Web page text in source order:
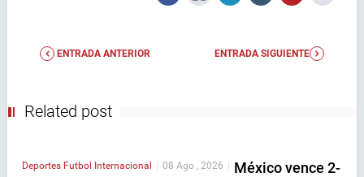
ENTRADA ANTERIOR ENTRADA SIGUIENTE
Related post
Deportes Futbol Internacional | 08 Ago , 2026 | México vence 2-